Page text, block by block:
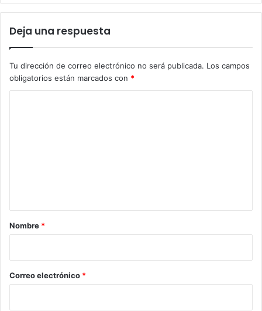
Deja una respuesta
Tu dirección de correo electrónico no será publicada. Los campos
obligatorios están marcados con *
r
*
Nombre *
Correo electrónico *